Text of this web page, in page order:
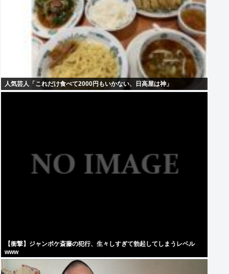
人気芸人「これだけ食べて2000円もいかない、日高屋は神」
【衝撃】ジャンポケ斎藤の犯行、生々しすぎて勃起してしまうレベル
www